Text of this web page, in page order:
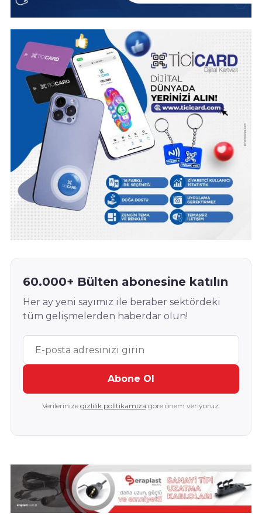
60.000+ Bülten abonesine katılın
Her ay yeni sayımız ile beraber sektördeki
tüm gelişmelerden haberdar olun!
Abone Ol
Verilerinize gizlilik politikamıza göre önem veriyoruz.